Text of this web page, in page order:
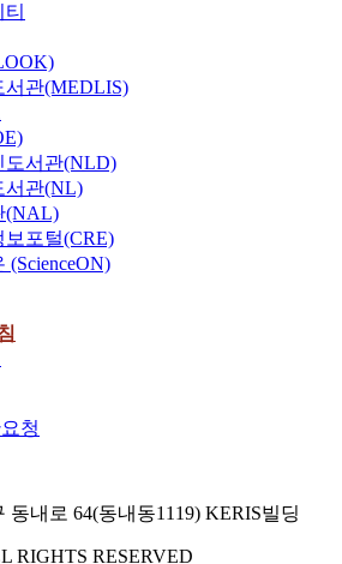
서관(MEDLIS)
도서관(NLD)
서관(NL)
(NAL)
보포털(CRE)
(ScienceON)
청
동내로 64(동내동1119) KERIS빌딩
RIGHTS RESERVED